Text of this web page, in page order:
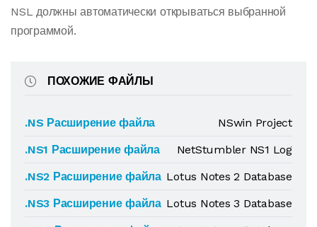
NSL должны автоматически открываться выбранной
программой.
ПОХОЖИЕ ФАЙЛЫ
.NS Расширение файла
NSwin Project
.NS1 Расширение файла
NetStumbler NS1 Log
.NS2 Расширение файла Lotus Notes 2 Database
.NS3 Расширение файла Lotus Notes 3 Database